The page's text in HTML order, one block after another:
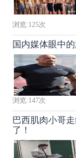
浏览:125次
国内媒体眼中
浏览:147次
巴西肌肉小哥
了！